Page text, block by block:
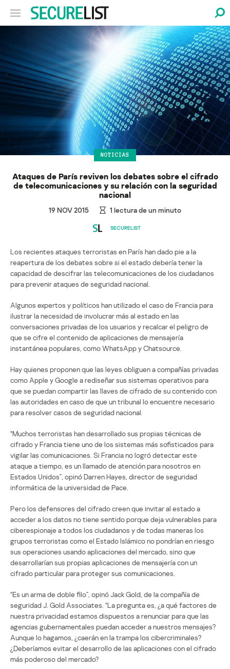
NOTICIAS
Ataques de París reviven los debates sobre el cifrado
de telecomunicaciones y su relación con la seguridad
nacional
19 NOV 2015 1 lectura de un minuto
SECURELIST
Los recientes ataques terroristas en París han dado pie a la
reapertura de los debates sobre si el estado debería tener la
capacidad de descifrar las telecomunicaciones de los ciudadanos
para prevenir ataques de seguridad nacional.
Algunos expertos y políticos han utilizado el caso de Francia para
ilustrar la necesidad de involucrar más al estado en las
conversaciones privadas de los usuarios y recalcar el peligro de
que se cifre el contenido de aplicaciones de mensajería
instantánea populares, como WhatsApp y Chatsource.
Hay quienes proponen que las leyes obliguen a compañías privadas
como Apple y Google a rediseñar sus sistemas operativos para
que se puedan compartir las llaves de cifrado de su contenido con
las autoridades en caso de que un tribunal lo encuentre necesario
para resolver casos de seguridad nacional.
“Muchos terroristas han desarrollado sus propias técnicas de
cifrado y Francia tiene uno de los sistemas más sofisticados para
vigilar las comunicaciones. Si Francia no logró detectar este
ataque a tiempo, es un llamado de atención para nosotros en
Estados Unidos”, opinó Darren Hayes, director de seguridad
informática de la universidad de Pace.
Pero los defensores del cifrado creen que invitar al estado a
acceder a los datos no tiene sentido porque deja vulnerables para
ciberespionaje a todos los ciudadanos y de todas maneras los
grupos terroristas como el Estado Islámico no pondrían en riesgo
sus operaciones usando aplicaciones del mercado, sino que
desarrollarían sus propias aplicaciones de mensajería con un
cifrado particular para proteger sus comunicaciones.
“Es un arma de doble filo”, opinó Jack Gold, de la compañía de
seguridad J. Gold Associates. “La pregunta es, ¿a qué factores de
nuestra privacidad estamos dispuestos a renunciar para que las
agencias gubernamentales puedan acceder a nuestros mensajes?
Aunque lo hagamos, ¿caerán en la trampa los cibercriminales?
¿Deberíamos evitar el desarrollo de las aplicaciones con el cifrado
más poderoso del mercado?